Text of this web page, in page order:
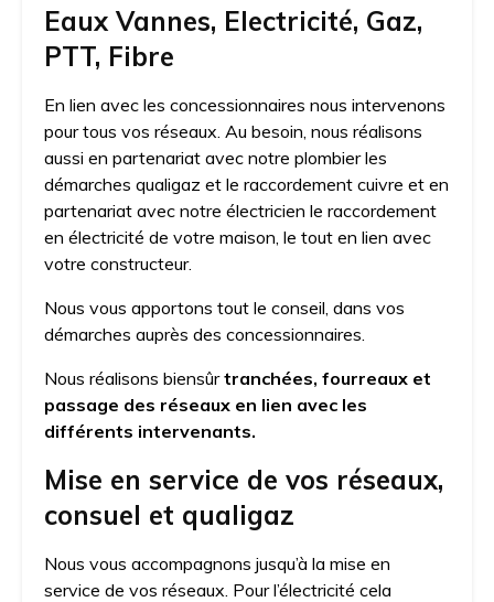
Eaux Vannes, Electricité, Gaz,
PTT, Fibre
En lien avec les concessionnaires nous intervenons
pour tous vos réseaux. Au besoin, nous réalisons
aussi en partenariat avec notre plombier les
démarches qualigaz et le raccordement cuivre et en
partenariat avec notre électricien le raccordement
en électricité de votre maison, le tout en lien avec
votre constructeur.
Nous vous apportons tout le conseil, dans vos
démarches auprès des concessionnaires.
Nous réalisons biensûrtranchées, fourreaux et
passage des réseaux en lien avec les
différents intervenants.
Mise en service de vos réseaux,
consuel et qualigaz
Nous vous accompagnons jusqu’à la mise en
service de vos réseaux. Pour l’électricité cela